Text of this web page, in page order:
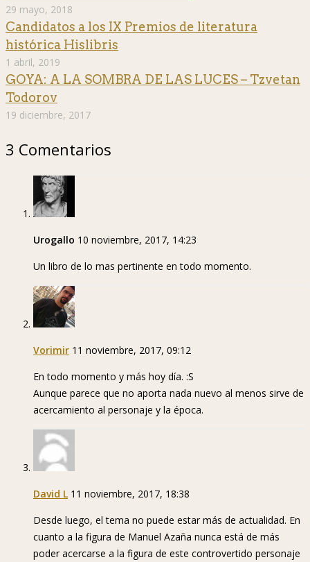
29 mayo, 2018
Candidatos a los IX Premios de literatura
histórica Hislibris
1 abril, 2019
GOYA: A LA SOMBRA DE LAS LUCES – Tzvetan
Todorov
19 diciembre, 2017
3 Comentarios
Urogallo 10 noviembre, 2017, 14:23
Un libro de lo mas pertinente en todo momento.
Vorimir 11 noviembre, 2017, 09:12
En todo momento y más hoy día. :S
Aunque parece que no aporta nada nuevo al menos sirve de
acercamiento al personaje y la época.
David L 11 noviembre, 2017, 18:38
Desde luego, el tema no puede estar más de actualidad. En
cuanto a la figura de Manuel Azaña nunca está de más
poder acercarse a la figura de este controvertido personaje